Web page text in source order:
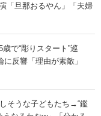
「旦那おるやん」「夫婦
で“彫りスタート”巡
反響「理由が素敵」
そうな子どもたち→“鑑